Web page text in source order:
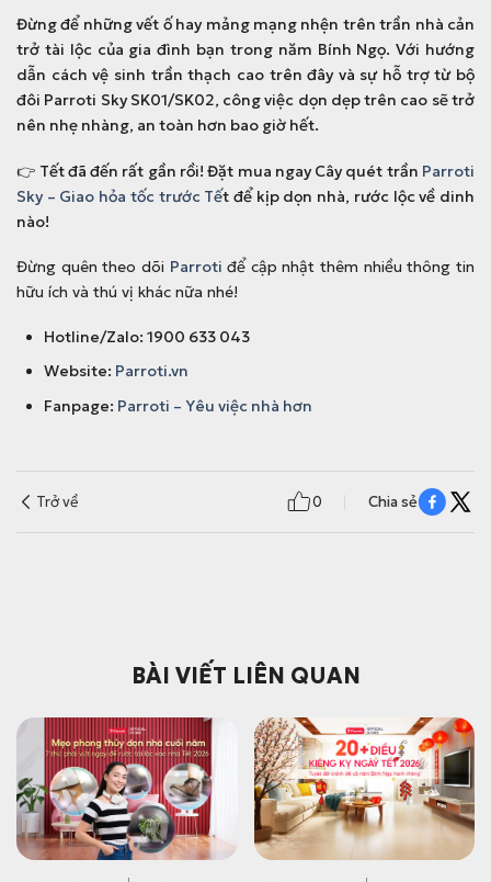
Đừng để những vết ố hay mảng mạng nhện trên trần nhà cản
trở tài lộc của gia đình bạn trong năm Bính Ngọ. Với hướng
dẫn cách vệ sinh trần thạch cao trên đây và sự hỗ trợ từ bộ
đôi Parroti Sky SK01/SK02, công việc dọn dẹp trên cao sẽ trở
nên nhẹ nhàng, an toàn hơn bao giờ hết.
👉 Tết đã đến rất gần rồi! Đặt mua ngay Cây quét trần Parroti
Sky – Giao hỏa tốc trước Tết để kịp dọn nhà, rước lộc về dinh
nào!
Đừng quên theo dõi Parroti để cập nhật thêm nhiều thông tin
hữu ích và thú vị khác nữa nhé!
Hotline/Zalo: 1900 633 043
Website: Parroti.vn
Fanpage: Parroti – Yêu việc nhà hơn
Trở về 0 Chia sẻ
BÀI VIẾT LIÊN QUAN